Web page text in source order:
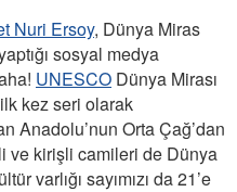
Nuri Ersoy, Dünya Miras
sosyal medya
UNESCO Dünya Mirası
ilk kez seri olarak
Anadolu’nun Orta Çağ’dan
ve kirişli camileri de Dünya
varlığı sayımızı da 21’e